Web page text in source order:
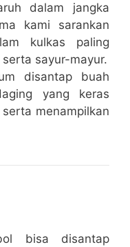
dalam jangka
kami sarankan
kulkas paling
sayur-mayur.
disantap buah
yang keras
menampilkan
bisa disantap